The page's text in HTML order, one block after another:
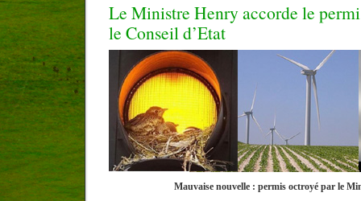
Le Ministre Henry accorde le
le Conseil d’Etat
Mauvaise nouvelle : permis octroyé par le